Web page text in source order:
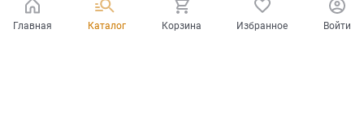
Главная Каталог Корзина Избранное Войти